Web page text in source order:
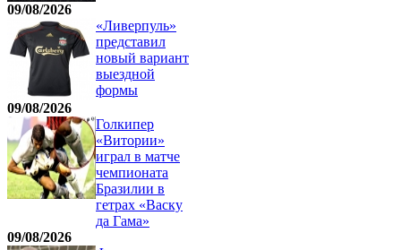
09/08/2026
«Ливерпуль»
представил
новый вариант
выездной
формы
09/08/2026
Голкипер
«Витории»
играл в матче
чемпионата
Бразилии в
гетрах «Васку
да Гама»
09/08/2026